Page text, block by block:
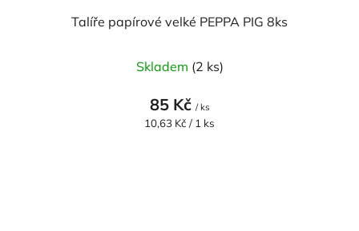
Talíře papírové velké PEPPA PIG 8ks
Skladem (2 ks)
85 Kč / ks
Měrná
10,63 Kč / 1 ks